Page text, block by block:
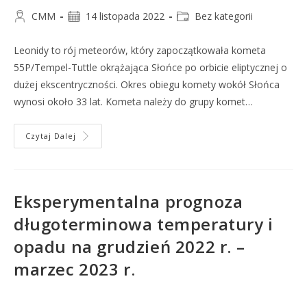
CMM 14 listopada 2022 Bez kategorii
Leonidy to rój meteorów, który zapoczątkowała kometa
55P/Tempel-Tuttle okrążająca Słońce po orbicie eliptycznej o
dużej ekscentryczności. Okres obiegu komety wokół Słońca
wynosi około 33 lat. Kometa należy do grupy komet…
Czytaj Dalej
Eksperymentalna prognoza
długoterminowa temperatury i
opadu na grudzień 2022 r. –
marzec 2023 r.